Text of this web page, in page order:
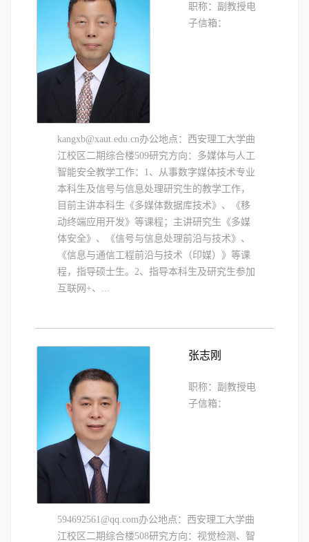
职称：副教授电
子信箱：
kangxb@xaut.edu.cn办公地点：西安理工大学曲
江校区二期综合楼509研究方向：多媒体与人工
智能安全教学工作：1、从事数字媒体技术专业
本科生及信号与信息处理研究生的教学工作，
目前主讲本科生《多媒体数据库技术》、《移
动终端应用开发》等课程；主讲研究生《多媒
体安全》、《信号与信息处理前沿与技术》、
《信息与通信工程前沿与技术（印媒）》等课
程，指导硕士生。2、指导本科生及研究生参加
互联网+、...
张志刚
职称：副教授电
子信箱：
594692561@qq.com办公地点：西安理工大学曲
江校区二期综合楼508研究方向：视觉检测、智